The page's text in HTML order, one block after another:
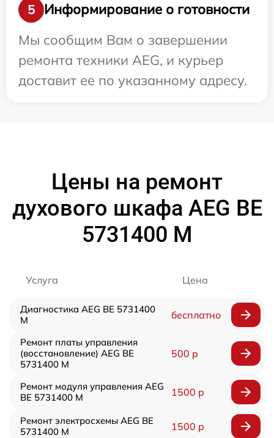
5
Информирование о готовности
Мы сообщим Вам о завершении
ремонта техники AEG, и курьер
доставит ее по указанному адресу.
Цены на ремонт
духового шкафа AEG BE
5731400 M
Услуга Цена
Диагностика AEG BE 5731400
M
бесплатно
Ремонт платы управления
(восстановление) AEG BE
5731400 M
500 р
Ремонт модуля управления AEG
BE 5731400 M
1500 р
Ремонт электросхемы AEG BE
5731400 M
1500 р